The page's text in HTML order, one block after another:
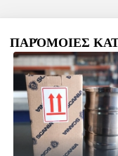
ΠΑΡΌΜΟΙΕΣ